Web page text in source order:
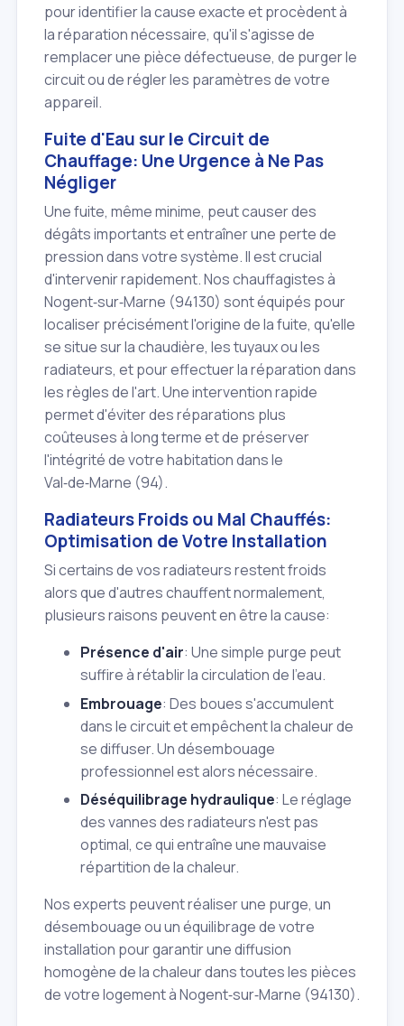
pour identifier la cause exacte et procèdent à
la réparation nécessaire, qu'il s'agisse de
remplacer une pièce défectueuse, de purger le
circuit ou de régler les paramètres de votre
appareil.
Fuite d'Eau sur le Circuit de
Chauffage: Une Urgence à Ne Pas
Négliger
Une fuite, même minime, peut causer des
dégâts importants et entraîner une perte de
pression dans votre système. Il est crucial
d'intervenir rapidement. Nos chauffagistes à
Nogent‑sur‑Marne (94130) sont équipés pour
localiser précisément l'origine de la fuite, qu'elle
se situe sur la chaudière, les tuyaux ou les
radiateurs, et pour effectuer la réparation dans
les règles de l'art. Une intervention rapide
permet d'éviter des réparations plus
coûteuses à long terme et de préserver
l'intégrité de votre habitation dans le
Val‑de‑Marne (94).
Radiateurs Froids ou Mal Chauffés:
Optimisation de Votre Installation
Si certains de vos radiateurs restent froids
alors que d'autres chauffent normalement,
plusieurs raisons peuvent en être la cause:
Présence d'air: Une simple purge peut
suffire à rétablir la circulation de l'eau.
Embrouage: Des boues s'accumulent
dans le circuit et empêchent la chaleur de
se diffuser. Un désembouage
professionnel est alors nécessaire.
Déséquilibrage hydraulique: Le réglage
des vannes des radiateurs n'est pas
optimal, ce qui entraîne une mauvaise
répartition de la chaleur.
Nos experts peuvent réaliser une purge, un
désembouage ou un équilibrage de votre
installation pour garantir une diffusion
homogène de la chaleur dans toutes les pièces
de votre logement à Nogent‑sur‑Marne (94130).